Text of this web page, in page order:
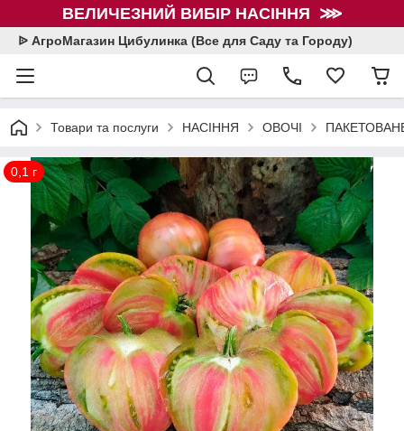
ВЕЛИЧЕЗНИЙ ВИБІР НАСІННЯ ⋙
ᐉ АгроМагазин Цибулинка (Все для Саду та Городу)
Товари та послуги НАСІННЯ ОВОЧІ
0,1 г